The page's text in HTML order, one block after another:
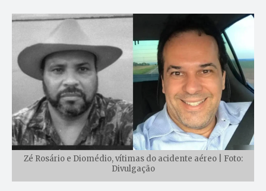
Zé Rosário e Diomédio, vítimas do acidente aéreo | Foto:
Divulgação